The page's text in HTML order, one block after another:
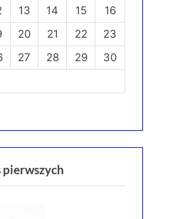
13 14 15
16
20 21 22
23
27 28 29
30
pierwszych